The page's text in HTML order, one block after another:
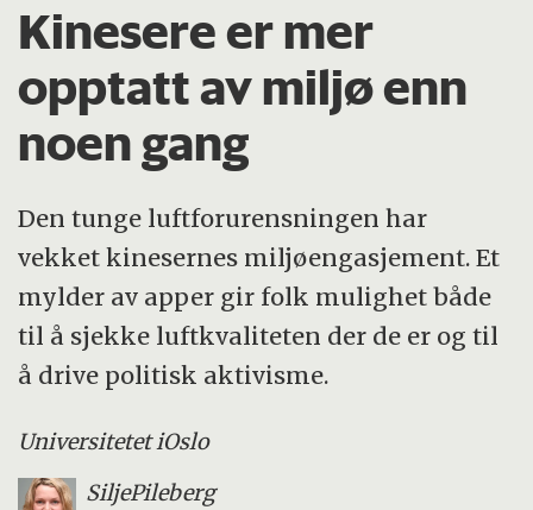
Kinesere er mer
opptatt av miljø enn
noen gang
Den tunge luftforurensningen har
vekket kinesernes miljøengasjement. Et
mylder av apper gir folk mulighet både
til å sjekke luftkvaliteten der de er og til
å drive politisk aktivisme.
Universitetet iOslo
SiljePileberg